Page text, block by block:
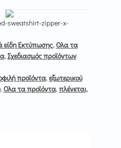
sweatshirt-zipper-x-
είδη Εκτύπωσης,Ολα τα
,Σχεδιασμός προϊόντων
προϊόντα,εξωτερικού
,Ολα τα προϊόντα,πλένεται,